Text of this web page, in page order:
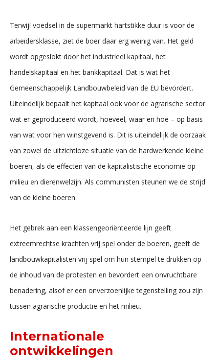
Terwijl voedsel in de supermarkt hartstikke duur is voor de
arbeidersklasse, ziet de boer daar erg weinig van. Het geld
wordt opgeslokt door het industrieel kapitaal, het
handelskapitaal en het bankkapitaal. Dat is wat het
Gemeenschappelijk Landbouwbeleid van de EU bevordert.
Uiteindelijk bepaalt het kapitaal ook voor de agrarische sector
wat er geproduceerd wordt, hoeveel, waar en hoe – op basis
van wat voor hen winstgevend is. Dit is uiteindelijk de oorzaak
van zowel de uitzichtloze situatie van de hardwerkende kleine
boeren, als de effecten van de kapitalistische economie op
milieu en dierenwelzijn. Als communisten steunen we de strijd
van de kleine boeren.
Het gebrek aan een klassengeoriënteerde lijn geeft
extreemrechtse krachten vrij spel onder de boeren, geeft de
landbouwkapitalisten vrij spel om hun stempel te drukken op
de inhoud van de protesten en bevordert een onvruchtbare
benadering, alsof er een onverzoenlijke tegenstelling zou zijn
tussen agrarische productie en het milieu.
Internationale
ontwikkelingen